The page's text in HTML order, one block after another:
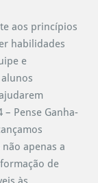
aos princípios
habilidades
e
Pense Ganha-
apenas a
de